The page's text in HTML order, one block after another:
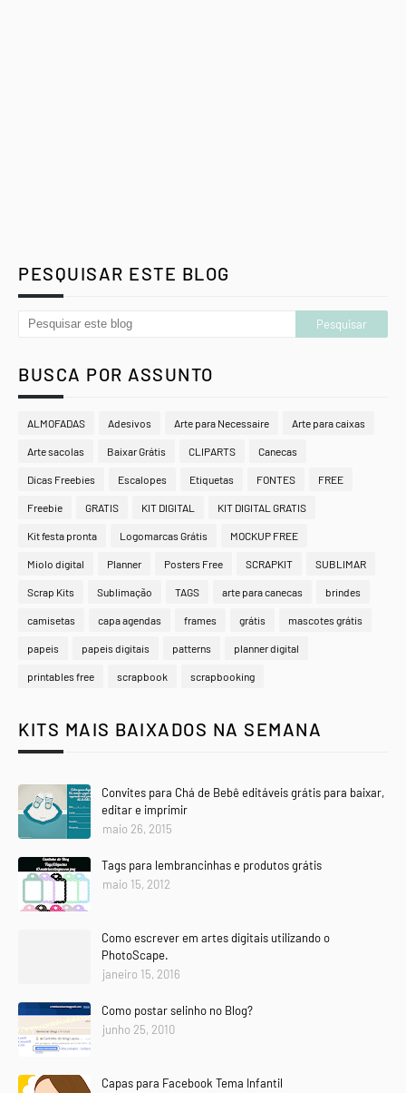
PESQUISAR ESTE BLOG
BUSCA POR ASSUNTO
ALMOFADAS Adesivos Arte para Necessaire Arte para caixas
Arte sacolas Baixar Grátis CLIPARTS Canecas
Dicas Freebies Escalopes Etiquetas FONTES FREE
Freebie GRATIS KIT DIGITAL KIT DIGITAL GRATIS
Kit festa pronta Logomarcas Grátis MOCKUP FREE
Miolo digital Planner Posters Free SCRAPKIT SUBLIMAR
Scrap Kits Sublimação TAGS arte para canecas brindes
camisetas capa agendas frames grátis mascotes grátis
papeis papeis digitais patterns planner digital
printables free scrapbook scrapbooking
KITS MAIS BAIXADOS NA SEMANA
Convites para Chá de Bebê editáveis grátis para baixar,
editar e imprimir
maio 26, 2015
Tags para lembrancinhas e produtos grátis
maio 15, 2012
Como escrever em artes digitais utilizando o
PhotoScape.
janeiro 15, 2016
Como postar selinho no Blog?
junho 25, 2010
Capas para Facebook Tema Infantil